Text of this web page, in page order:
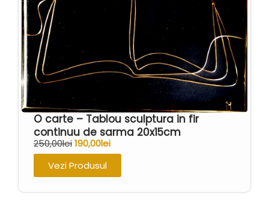
O carte – Tablou sculptura in fir
continuu de sarma 20x15cm
250,00lei190,00lei
Vezi Produsul